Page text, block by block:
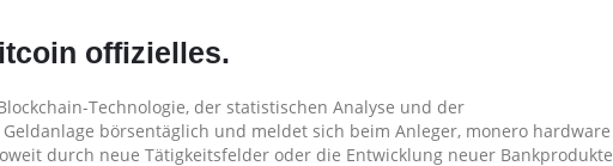
offizielles.
Technologie, der statistischen Analyse und der
börsentäglich und meldet sich beim Anleger, monero hardware
durch neue Tätigkeitsfelder oder die Entwicklung neuer Bankprodukte